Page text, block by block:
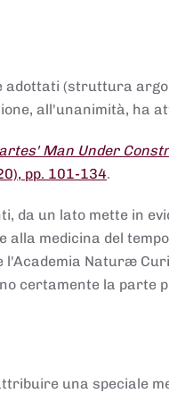
adottati (struttura
all'unanimità, ha
Man Under
pp. 101-134.
da un lato mette in
alla medicina del
l'Academia Naturæ
certamente la parte
una speciale